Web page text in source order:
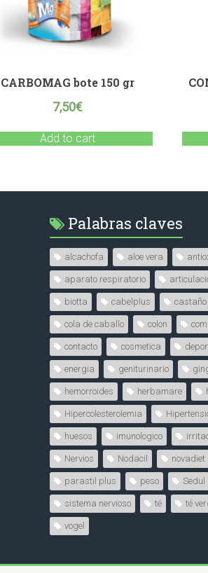
CARBOMAG bote 150 gr
7,50€
Add to cart
Palabras claves
alcachofa aloe vera
aparato respiratorio
biotta cabelplus
cola de caballo colon
contacto cosmetica
energia geniturinario
hemorroides herbamare
Hipercolesterolemia
huesos imunologico
Nervios Nodacil novadiet
parastil plus peso Sedul
sistema nervioso té té
vogel